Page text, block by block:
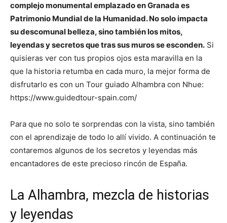
complejo monumental emplazado en Granada es
Patrimonio Mundial de la Humanidad. No solo impacta
su descomunal belleza, sino también los mitos,
leyendas y secretos que tras sus muros se esconden. Si
quisieras ver con tus propios ojos esta maravilla en la
que la historia retumba en cada muro, la mejor forma de
disfrutarlo es con un Tour guiado Alhambra con Nhue:
https://www.guidedtour-spain.com/
Para que no solo te sorprendas con la vista, sino también
con el aprendizaje de todo lo allí vivido. A continuación te
contaremos algunos de los secretos y leyendas más
encantadores de este precioso rincón de España.
La Alhambra, mezcla de historias
y leyendas